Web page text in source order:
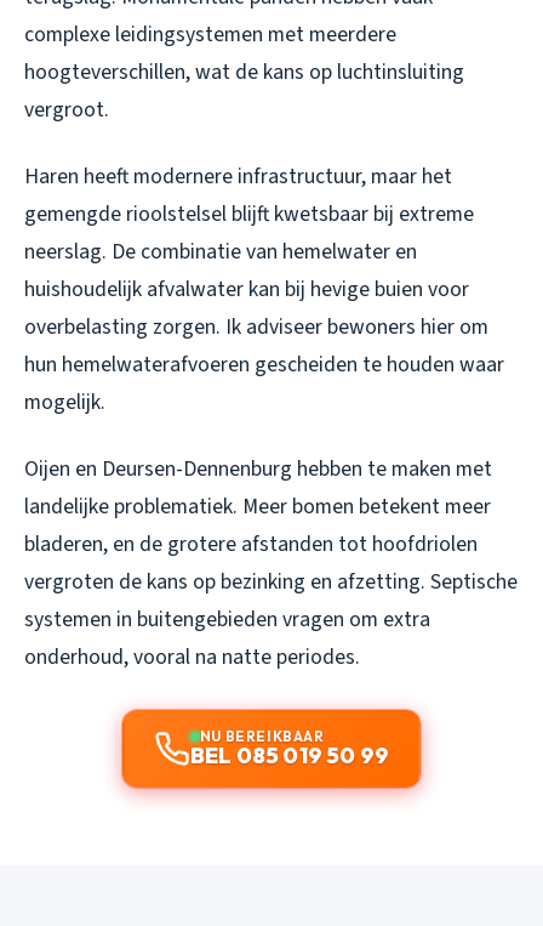
complexe leidingsystemen met meerdere
hoogteverschillen, wat de kans op luchtinsluiting
vergroot.
Haren heeft modernere infrastructuur, maar het
gemengde rioolstelsel blijft kwetsbaar bij extreme
neerslag. De combinatie van hemelwater en
huishoudelijk afvalwater kan bij hevige buien voor
overbelasting zorgen. Ik adviseer bewoners hier om
hun hemelwaterafvoeren gescheiden te houden waar
mogelijk.
Oijen en Deursen-Dennenburg hebben te maken met
landelijke problematiek. Meer bomen betekent meer
bladeren, en de grotere afstanden tot hoofdriolen
vergroten de kans op bezinking en afzetting. Septische
systemen in buitengebieden vragen om extra
onderhoud, vooral na natte periodes.
NU BEREIKBAAR
BEL 085 019 50 99